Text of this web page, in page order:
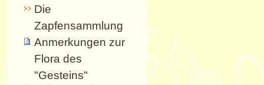
Die
Zapfensammlung
Anmerkungen zur
Flora des
"Gesteins"